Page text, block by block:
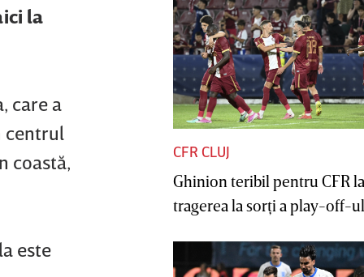
la
care a
centrul
coastă,
este
CFR CLUJ
Ghinion teribil pentru CFR la
tragerea la sorţi a play-off-